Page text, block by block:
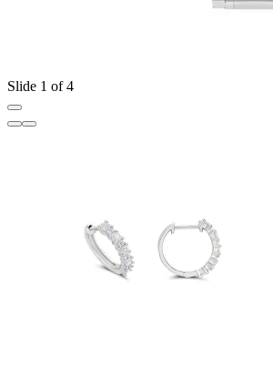
Slide 1 of 4